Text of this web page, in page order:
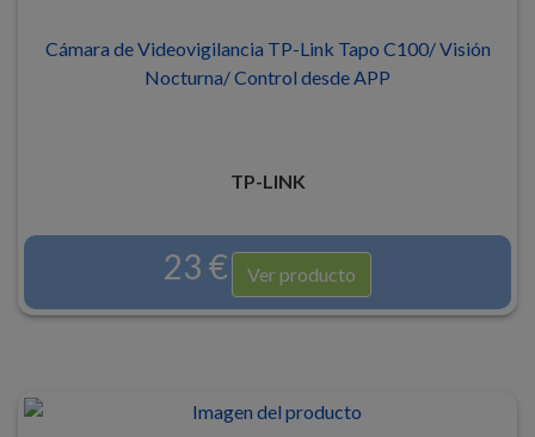
Cámara de Videovigilancia TP-Link Tapo C100/ Visión
Nocturna/ Control desde APP
TP-LINK
23 € Ver producto